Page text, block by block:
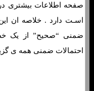
اسـت دارد . خلاصه ان
ضمنی “صحیح” از یک
احتمالات ضمنی همه ی